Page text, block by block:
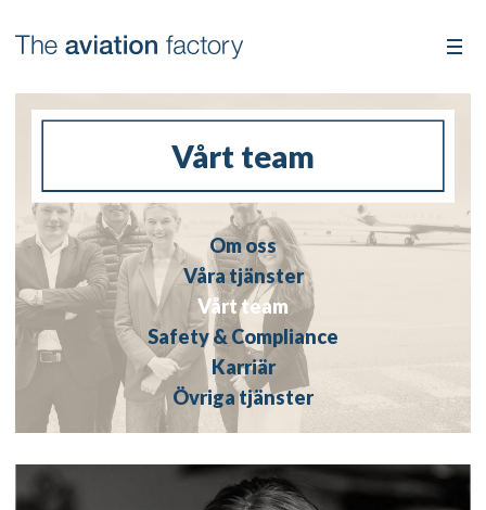
Vårt team
Om oss
Våra tjänster
Vårt team
Safety & Compliance
Karriär
Övriga tjänster